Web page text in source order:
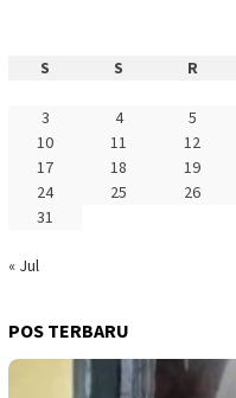
S
S R
3
4 5
10
11 12
17
18 19
24
25 26
31
« Jul
POS TERBARU